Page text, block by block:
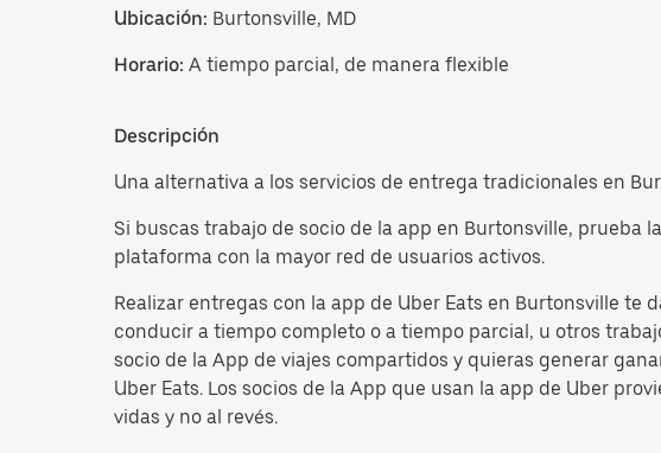
Ubicación: Burtonsville, MD
Horario: A tiempo parcial, de manera flexible
Descripción
Una alternativa a los servicios de entrega tradicionales en
Si buscas trabajo de socio de la app en Burtonsville, prueba
plataforma con la mayor red de usuarios activos.
Realizar entregas con la app de Uber Eats en Burtonsville
conducir a tiempo completo o a tiempo parcial, u otros
socio de la App de viajes compartidos y quieras generar
Uber Eats. Los socios de la App que usan la app de Uber
vidas y no al revés.